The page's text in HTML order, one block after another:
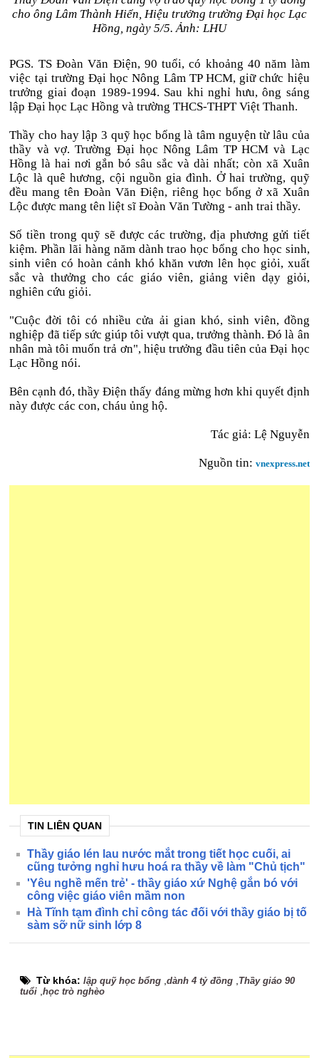
cho ông Lâm Thành Hiển, Hiệu trưởng trường Đại học Lạc
Hồng, ngày 5/5. Ảnh: LHU
PGS. TS Đoàn Văn Điện, 90 tuổi, có khoảng 40 năm làm
việc tại trường Đại học Nông Lâm TP HCM, giữ chức hiệu
trưởng giai đoạn 1989-1994. Sau khi nghỉ hưu, ông sáng
lập Đại học Lạc Hồng và trường THCS-THPT Việt Thanh.
Thầy cho hay lập 3 quỹ học bổng là tâm nguyện từ lâu của
thầy và vợ. Trường Đại học Nông Lâm TP HCM và Lạc
Hồng là hai nơi gắn bó sâu sắc và dài nhất; còn xã Xuân
Lộc là quê hương, cội nguồn gia đình. Ở hai trường, quỹ
đều mang tên Đoàn Văn Điện, riêng học bổng ở xã Xuân
Lộc được mang tên liệt sĩ Đoàn Văn Tường - anh trai thầy.
Số tiền trong quỹ sẽ được các trường, địa phương gửi tiết
kiệm. Phần lãi hàng năm dành trao học bổng cho học sinh,
sinh viên có hoàn cảnh khó khăn vươn lên học giỏi, xuất
sắc và thưởng cho các giáo viên, giảng viên dạy giỏi,
nghiên cứu giỏi.
"Cuộc đời tôi có nhiều cửa ải gian khó, sinh viên, đồng
nghiệp đã tiếp sức giúp tôi vượt qua, trưởng thành. Đó là ân
nhân mà tôi muốn trả ơn", hiệu trưởng đầu tiên của Đại học
Lạc Hồng nói.
Bên cạnh đó, thầy Điện thấy đáng mừng hơn khi quyết định
này được các con, cháu ủng hộ.
Tác giả: Lệ Nguyễn
Nguồn tin: vnexpress.net
TIN LIÊN QUAN
Thầy giáo lén lau nước mắt trong tiết học cuối, ai
cũng tưởng nghỉ hưu hoá ra thầy về làm "Chủ tịch"
'Yêu nghề mến trẻ' - thầy giáo xứ Nghệ gắn bó với
công việc giáo viên mầm non
Hà Tĩnh tạm đình chỉ công tác đối với thầy giáo bị tố
sàm sỡ nữ sinh lớp 8
Từ khóa:lập quỹ học bổng ,dành 4 tỷ đồng Thầy giáo 90
tuổi ,học trò nghèo